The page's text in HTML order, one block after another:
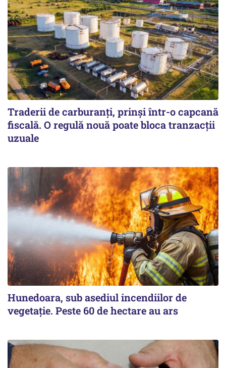
Traderii de carburanți, prinși într-o capcană
fiscală. O regulă nouă poate bloca tranzacții
uzuale
Hunedoara, sub asediul incendiilor de
vegetație. Peste 60 de hectare au ars